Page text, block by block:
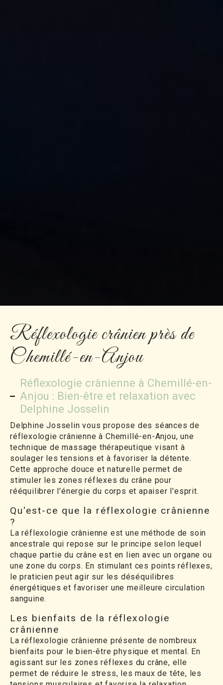
Réflexologie crânien près de
Chemillé-en-Anjou
Réflexologie crânienne à Chemillé-en-
Anjou : Bien-être et relaxation avec
Delphine Josselin
Delphine Josselin vous propose des séances de
réflexologie crânienne à Chemillé-en-Anjou, une
technique de massage thérapeutique visant à
soulager les tensions et à favoriser la détente.
Cette approche douce et naturelle permet de
stimuler les zones réflexes du crâne pour
rééquilibrer l'énergie du corps et apaiser l'esprit.
Qu'est-ce que la réflexologie crânienne
?
La réflexologie crânienne est une méthode de soin
ancestrale qui repose sur le principe selon lequel
chaque partie du crâne est en lien avec un organe ou
une zone du corps. En stimulant ces points réflexes,
le praticien peut agir sur les déséquilibres
énergétiques et favoriser une meilleure circulation
sanguine.
Les bienfaits de la réflexologie
crânienne
La réflexologie crânienne présente de nombreux
bienfaits pour le bien-être physique et mental. En
agissant sur les zones réflexes du crâne, elle
permet de réduire le stress, les maux de tête, les